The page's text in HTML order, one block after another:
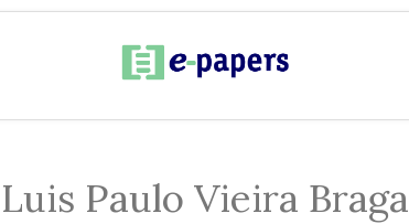
Luis Paulo Vieira Braga